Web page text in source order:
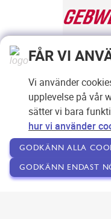
FÅR VI
Vi använder
upplevelse på vår
sätter vi bara
hur vi använder
GODKÄNN ALLA
GODKÄNN ENDAST